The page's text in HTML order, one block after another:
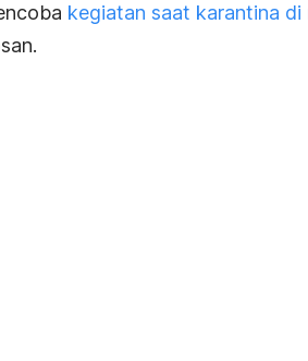
kegiatan saat karantina di